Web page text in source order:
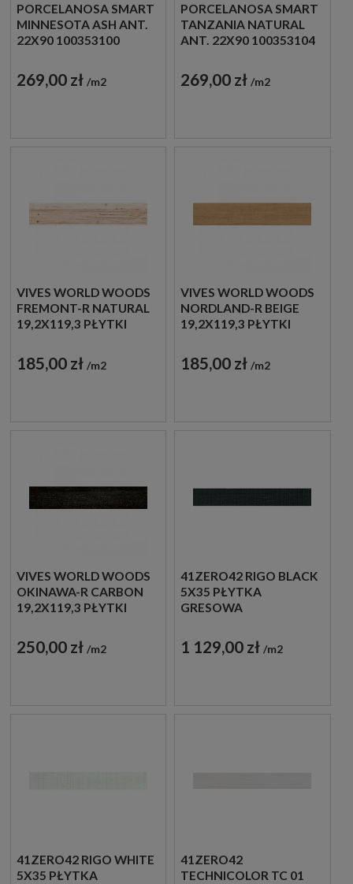
PORCELANOSA SMART
MINNESOTA ASH ANT.
22X90 100353100
DREWNOPODOBNA
269,00 zł m2
PORCELANOSA SMART
TANZANIA NATURAL
ANT. 22X90 100353104
DREWNOPODOBNA
269,00 zł m2
VIVES WORLD WOODS
FREMONT-R NATURAL
19,2X119,3 PŁYTKI
GRESOWE
185,00 zł m2
VIVES WORLD WOODS
NORDLAND-R BEIGE
19,2X119,3 PŁYTKI
GRESOWE
185,00 zł m2
VIVES WORLD WOODS
OKINAWA-R CARBON
19,2X119,3 PŁYTKI
GRESOWE
250,00 zł m2
41ZERO42 RIGO BLACK
5X35 PŁYTKA
GRESOWA
1 129,00 zł m2
41ZERO42 RIGO WHITE
5X35 PŁYTKA
41ZERO42
TECHNICOLOR TC 01